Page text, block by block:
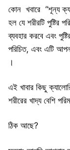
কোন খবারে “শূন্য
হল যে শরীরটি পুষ্টির
ব্যবহার করবে এবং
পরিচিত, এবং এটি
।
এই খাবার কিছু
শরীরের খাদ্য বেশি
ঠিক আছে?